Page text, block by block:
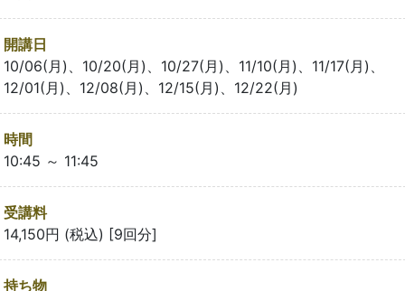
開講日
10/06(月)、10/20(月)、10/27(月)、11/10(月)、11/17(月)、
12/01(月)、12/08(月)、12/15(月)、12/22(月)
時間
10:45 ～ 11:45
受講料
14,150円 (税込) [9回分]
持ち物